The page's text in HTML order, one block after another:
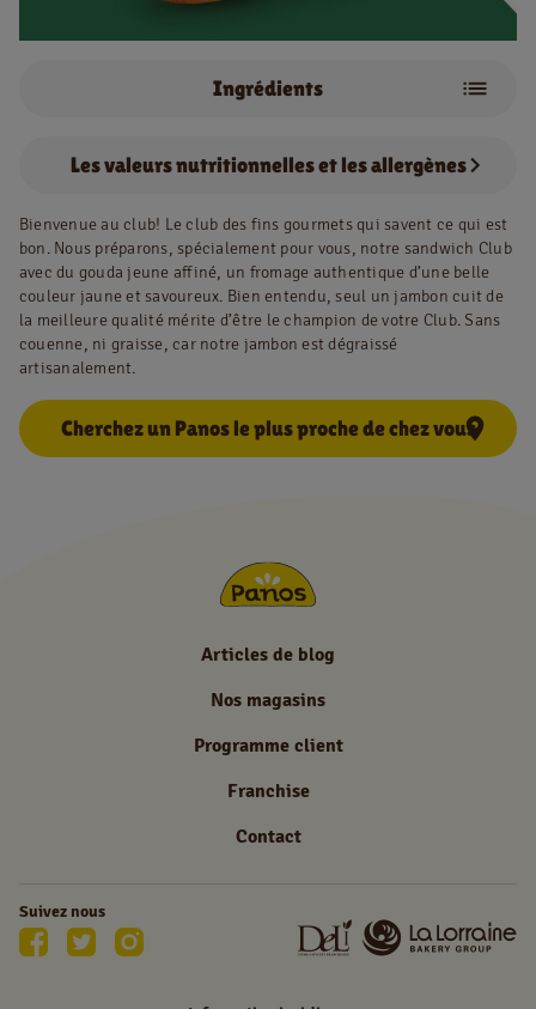
Information juridique
Cookie policy
Ingrédients
Les valeurs nutritionnelles et les allergènes
Bienvenue au club! Le club des fins gourmets qui savent ce qui est
bon. Nous préparons, spécialement pour vous, notre sandwich Club
avec du gouda jeune affiné, un fromage authentique d’une belle
couleur jaune et savoureux. Bien entendu, seul un jambon cuit de
la meilleure qualité mérite d’être le champion de votre Club. Sans
couenne, ni graisse, car notre jambon est dégraissé
artisanalement.
Cherchez un Panos le plus proche de chez vous
Suivez nous
Articles de blog
Nos magasins
Programme client
Franchise
Contact